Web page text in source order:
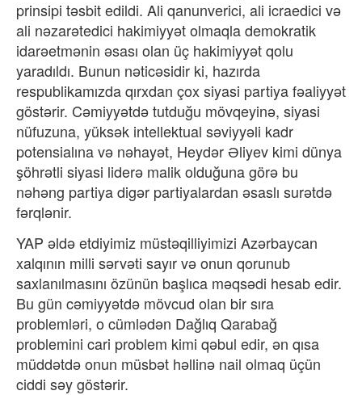
prinsipi təsbit edildi. Ali qanunverici, ali icraedici və
ali nəzarətedici hakimiyyət olmaqla demokratik
idarəetmənin əsası olan üç hakimiyyət qolu
yaradıldı. Bunun nəticəsidir ki, hazırda
respublikamızda qırxdan çox siyasi partiya fəaliyyət
göstərir. Cəmiyyətdə tutduğu mövqeyinə, siyasi
nüfuzuna, yüksək intellektual səviyyəli kadr
potensialına və nəhayət, Heydər Əliyev kimi dünya
şöhrətli siyasi liderə malik olduğuna görə bu
nəhəng partiya digər partiyalardan əsaslı surətdə
fərqlənir.
YAP əldə etdiyimiz müstəqilliyimizi Azərbaycan
xalqının milli sərvəti sayır və onun qorunub
saxlanılmasını özünün başlıca məqsədi hesab edir.
Bu gün cəmiyyətdə mövcud olan bir sıra
problemləri, o cümlədən Dağlıq Qarabağ
problemini cari problem kimi qəbul edir, ən qısa
müddətdə onun müsbət həllinə nail olmaq üçün
ciddi səy göstərir.